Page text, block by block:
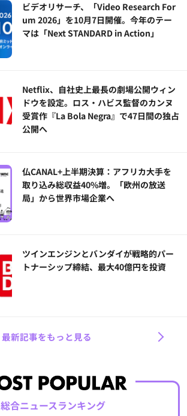
ビデオリサーチ、「Video Research For
um 2026」を10月7日開催。今年のテー
マは「Next STANDARD in Action」
Netflix、自社史上最長の劇場公開ウィン
ドウを設定。ロス・ハビス監督のカンヌ
受賞作『La Bola Negra』で47日間の独占
公開へ
仏CANAL+上半期決算：アフリカ大手を
取り込み総収益40%増。「欧州の放送
局」から世界市場企業へ
ツインエンジンとバンダイが戦略的パー
トナーシップ締結、最大40億円を投資
最新記事をもっと見る
総合ニュースランキング